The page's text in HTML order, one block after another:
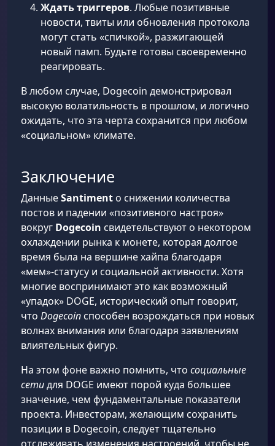
Ждать триггеров. Любые позитивные
новости, твиты или обновления протокола
могут стать «спичкой», разжигающей
новый памп. Будьте готовы своевременно
реагировать.
В любом случае, Dogecoin демонстрировал
высокую волатильность в прошлом, и логично
ожидать, что эта черта сохранится при любом
«социальном» климате.
Заключение
ДанныеSantiment о снижении количества
постов и падении «позитивного настроя»
вокруг Dogecoin свидетельствуют о некотором
охлаждении рынка к монете, которая долгое
время была на вершине хайпа благодаря
«мем»-статусу и социальной активности. Хотя
многие воспринимают это как возможный
«упадок» DOGE, исторический опыт говорит,
что Dogecoin способен возрождаться при новых
волнах внимания или благодаря заявлениям
влиятельных фигур.
На этом фоне важно помнить, что социальные
сетидля DOGE имеют порой куда большее
значение, чем фундаментальные показатели
проекта. Инвесторам, желающим сохранить
позиции в Dogecoin, следует тщательно